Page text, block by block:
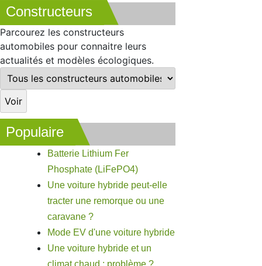
Constructeurs
Parcourez les constructeurs
automobiles pour connaitre leurs
actualités et modèles écologiques.
Populaire
Batterie Lithium Fer
Phosphate (LiFePO4)
Une voiture hybride peut-elle
tracter une remorque ou une
caravane ?
Mode EV d'une voiture hybride
Une voiture hybride et un
climat chaud : problème ?